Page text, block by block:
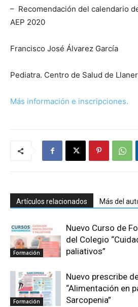
– Recomendación del calendario
AEP 2020
Francisco José Álvarez García
Pediatra. Centro de Salud de
Más información e inscripciones.
Artículos relacionados Más del
Formación
Nuevo Curso de
del Colegio
paliativos”
Formación
Nuevo prescribe
“Alimentación en
Sarcopenia”